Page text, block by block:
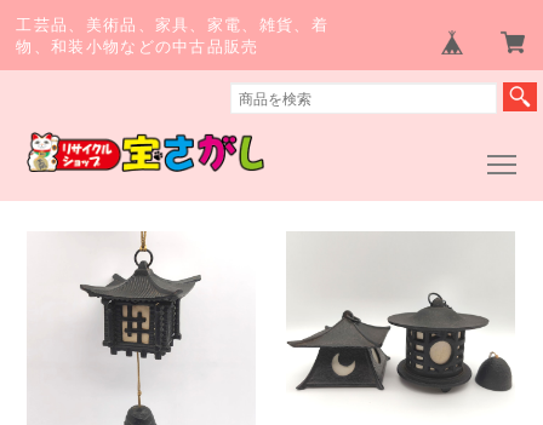
工芸品、美術品、家具、家電、雑貨、着
物、和装小物などの中古品販売